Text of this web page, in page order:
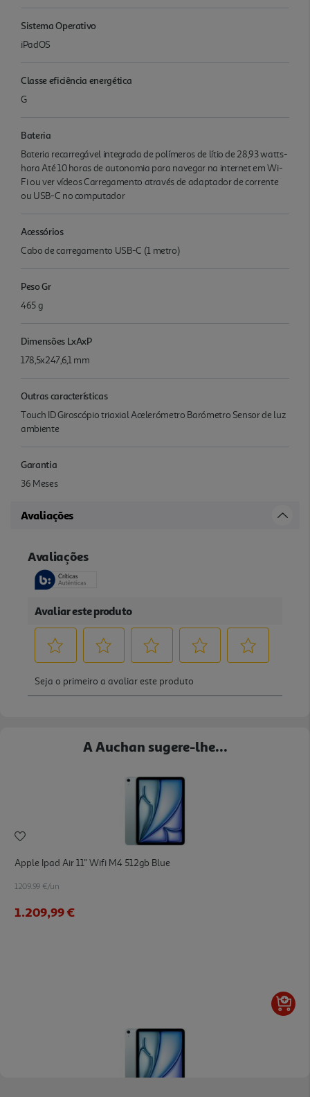
Sistema Operativo
iPadOS
Classe eficiência energética
G
Bateria
Bateria recarregável integrada de polímeros de lítio de 28,93 watts-
hora Até 10 horas de autonomia para navegar na internet em Wi-
Fi ou ver vídeos Carrega­mento através de adaptador de corrente
ou USB-C no computador
Acessórios
Cabo de carregamento USB-C (1 metro)
Peso Gr
465 g
Dimensões LxAxP
178,5x247,6,1 mm
Outras características
Touch ID Giroscópio triaxial Acelerómetro Barómetro Sensor de luz
ambiente
Garantia
36 Meses
Avaliações
A Auchan sugere-lhe...
Apple Ipad Air 11'' Wifi M4 512gb Blue
1209.99 €/un
1.209,99 €